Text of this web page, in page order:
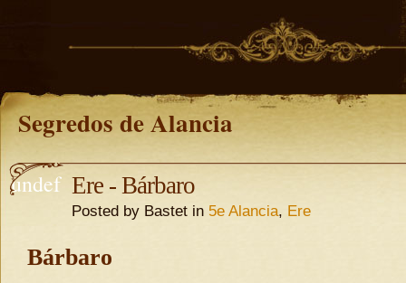
Segredos de Alancia
undef
undefine
d
Ere - Bárbaro
Posted by Bastet in 5e Alancia, Ere
Bárbaro